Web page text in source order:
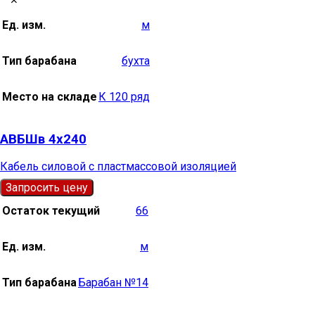
Ед. изм. м
Тип барабана бухта
Место на складе К 120 ряд
АВБШв 4х240
Кабель силовой с пластмассовой изоляцией
Запросить цену
Остаток текущий
66
Ед. изм. м
Тип барабана Барабан №14